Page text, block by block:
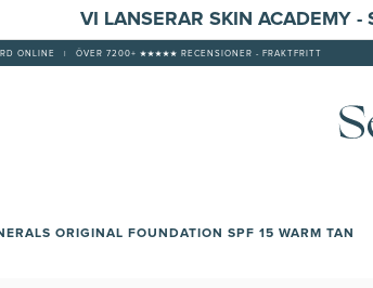
VI LANSERAR SKIN ACADEMY -
ONLINE ÖVER 7200+ ★★★★★ RECENSIONER - FRAKTFRITT
ORIGINAL FOUNDATION SPF 15 WARM TAN